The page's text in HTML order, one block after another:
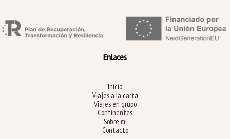
Enlaces
Inicio
Viajes a la carta
Viajes en grupo
Continentes
Sobre mí
Contacto